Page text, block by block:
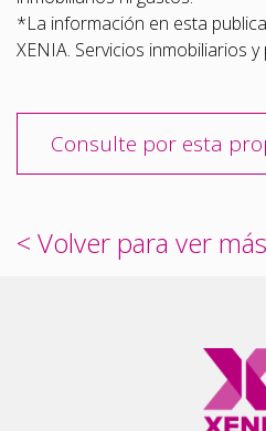
*La información en esta
XENIA. Servicios inmobiliarios
Consulte por esta
< Volver para ver